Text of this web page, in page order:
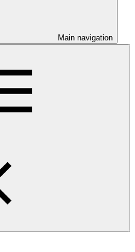
Main navigation